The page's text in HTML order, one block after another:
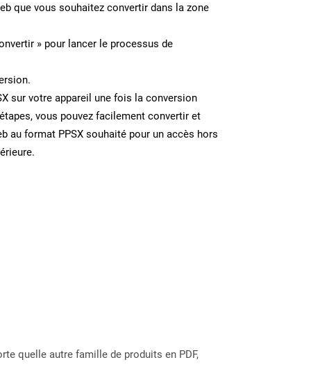
que vous souhaitez convertir dans la zone
» pour lancer le processus de
sur votre appareil une fois la conversion
vous pouvez facilement convertir et
au format PPSX souhaité pour un accès hors
quelle autre famille de produits en PDF,